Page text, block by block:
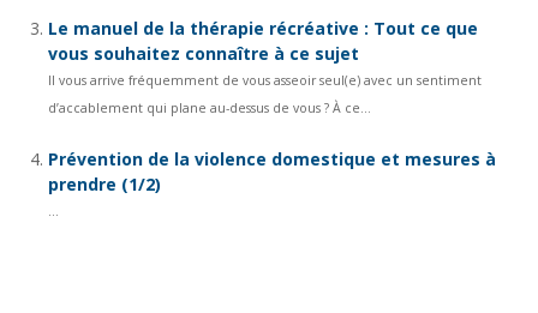
Le manuel de la thérapie récréative : Tout ce que
vous souhaitez connaître à ce sujet
Il vous arrive fréquemment de vous asseoir seul(e) avec un sentiment
d’accablement qui plane au-dessus de vous ? À ce...
Prévention de la violence domestique et mesures à
prendre (1/2)
...